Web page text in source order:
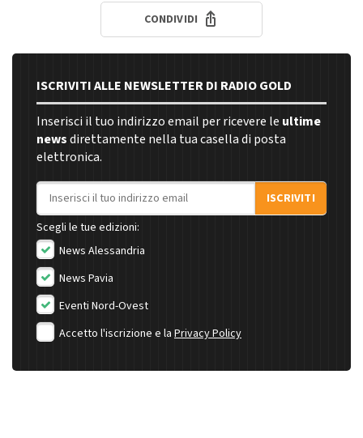
CONDIVIDI
ISCRIVITI ALLE NEWSLETTER DI RADIO GOLD
Inserisci il tuo indirizzo email per ricevere le ultime
newsdirettamente nella tua casella di posta
elettronica.
Indirizzo email
ISCRIVITI
Scegli le tue edizioni:
News Alessandria
News Pavia
Eventi Nord-Ovest
Accetto l'iscrizione e la Privacy Policy